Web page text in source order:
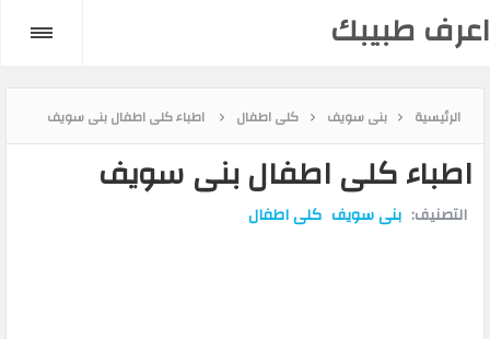
اعرف طبيبك
الرئيسية بنى سويف كلى اطفال اطباء كلى اطفال بنى سويف
اطباء كلى اطفال بنى سويف
التصنيف: بنى سويف كلى اطفال